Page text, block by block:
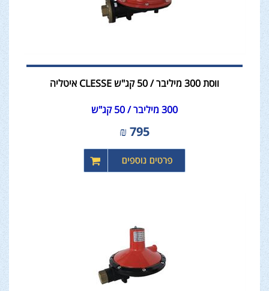
ווסת 300 מיליבר / 50 קג"ש CLESSE איטליה
300 מיליבר / 50 קג"ש
795
₪